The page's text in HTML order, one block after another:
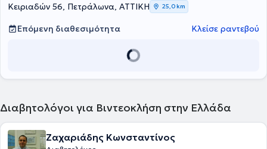
Γενικού Νοσοκομείου Αθηνών "Ιπποκράτειο", καθώς και στο Centre
Hospitalier du Centre du Valais της Ελβετίας. Τέλος, ο γιατρός
εξειδικεύεται στο σακχαρώδη διαβήτη, στο θυρεοειδή και
Κειριαδών 56, Πετράλωνα, ΑΤΤΙΚΗ 25,0 km
Επόμενη διαθεσιμότητα Κλείσε ραντεβού
Διαβητολόγοι για Βιντεοκλήση στην Ελλάδα
Ζαχαριάδης Κωνσταντίνος